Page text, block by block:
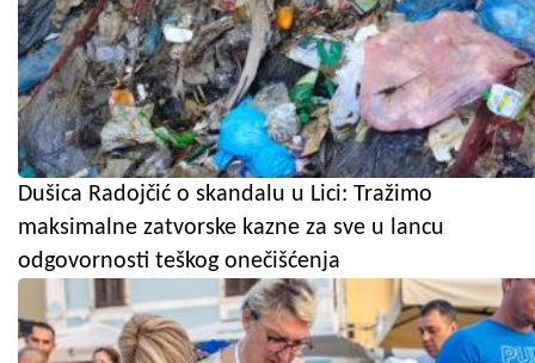
Dušica Radojčić o skandalu u Lici: Tražimo
maksimalne zatvorske kazne za sve u lancu
odgovornosti teškog onečišćenja